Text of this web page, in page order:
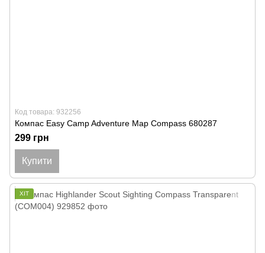
Код товара: 932256
Компас Easy Camp Adventure Map Compass 680287
299 грн
Купити
ХІТ